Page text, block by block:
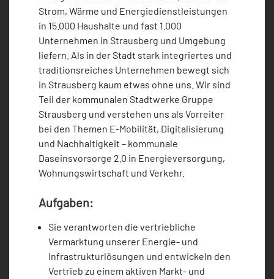
Strom, Wärme und Energiedienstleistungen
in 15.000 Haushalte und fast 1.000
Unternehmen in Strausberg und Umgebung
liefern. Als in der Stadt stark integriertes und
traditionsreiches Unternehmen bewegt sich
in Strausberg kaum etwas ohne uns. Wir sind
Teil der kommunalen Stadtwerke Gruppe
Strausberg und verstehen uns als Vorreiter
bei den Themen E-Mobilität, Digitalisierung
und Nachhaltigkeit – kommunale
Daseinsvorsorge 2.0 in Energieversorgung,
Wohnungswirtschaft und Verkehr.
Aufgaben:
Sie verantworten die vertriebliche
Vermarktung unserer Energie- und
Infrastrukturlösungen und entwickeln den
Vertrieb zu einem aktiven Markt- und